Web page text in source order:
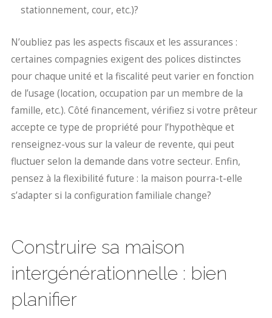
stationnement, cour, etc.)?
N’oubliez pas les aspects fiscaux et les assurances :
certaines compagnies exigent des polices distinctes
pour chaque unité et la fiscalité peut varier en fonction
de l’usage (location, occupation par un membre de la
famille, etc.). Côté financement, vérifiez si votre prêteur
accepte ce type de propriété pour l’hypothèque et
renseignez-vous sur la valeur de revente, qui peut
fluctuer selon la demande dans votre secteur. Enfin,
pensez à la flexibilité future : la maison pourra-t-elle
s’adapter si la configuration familiale change?
Construire sa maison
intergénérationnelle : bien
planifier